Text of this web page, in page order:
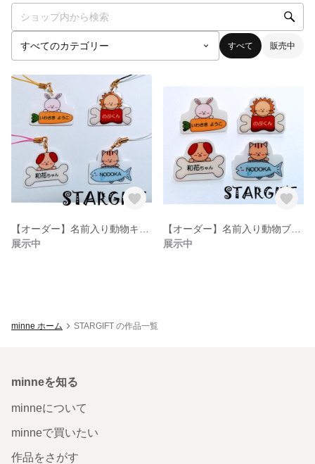
すべて 販売中
展示中
展示中
minne ホーム STARGIFT の作品一覧
minneを知る
minneについて
minneで買いたい
作品をさがす